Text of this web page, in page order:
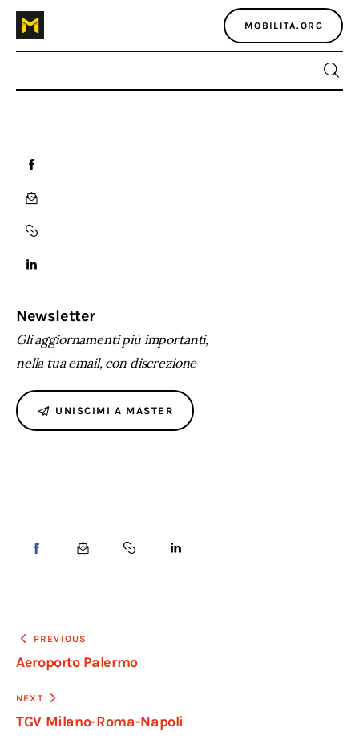
MOBILITA.ORG
Atlante dei masters
Argomenti
Agenzia e media
Contatti
Newsletter
Gli aggiornamenti più importanti,
nella tua email, con discrezione
UNISCIMI A MASTER
PREVIOUS
Aeroporto Palermo
NEXT
TGV Milano-Roma-Napoli